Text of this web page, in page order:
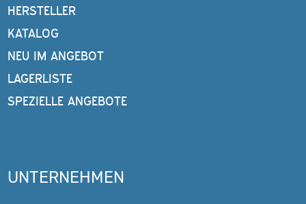
HERSTELLER
KATALOG
NEU IM ANGEBOT
LAGERLISTE
SPEZIELLE ANGEBOTE
UNTERNEHMEN